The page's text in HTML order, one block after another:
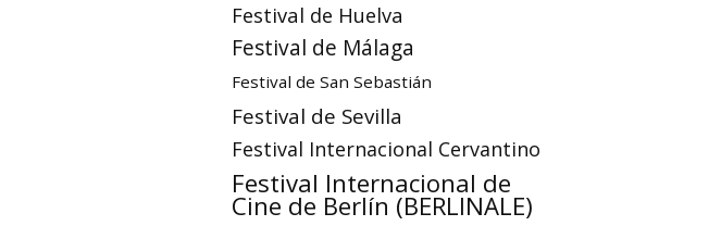
Festival de Huelva
Festival de Málaga
Festival de San Sebastián
Festival de Sevilla
Festival Internacional Cervantino
Festival Internacional de
Cine de Berlín (BERLINALE)